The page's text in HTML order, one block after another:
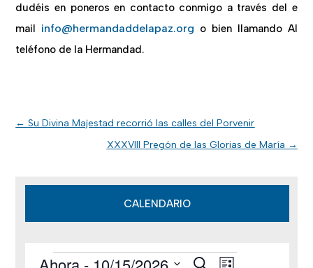
dudéis en poneros en contacto conmigo a través del e
mail info@hermandaddelapaz.org o bien llamando Al
teléfono de la Hermandad.
←Su Divina Majestad recorrió las calles del Porvenir
XXXVIII Pregón de las Glorias de María →
CALENDARIO
B